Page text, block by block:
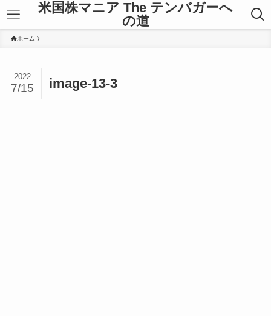
米国株マニア The テンバガーへ
の道
ホーム
image-13-3
2022
7/15